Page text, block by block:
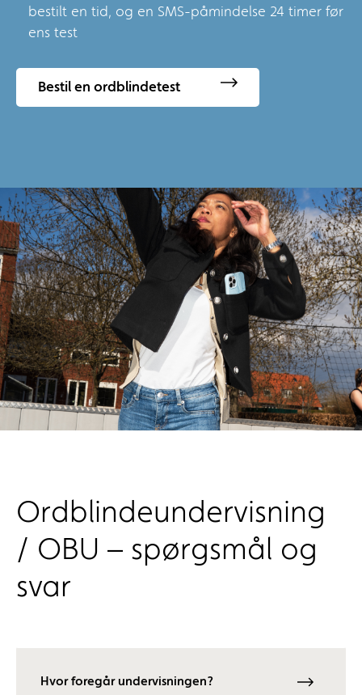
bestilt en tid, og en SMS-påmindelse 24 timer før
ens test
Bestil en ordblindetest
Ordblindeundervisning
/ OBU – spørgsmål og
svar
Hvor foregår undervisningen?